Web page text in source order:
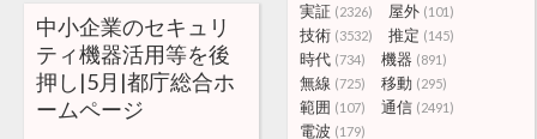
実証 (2326) 屋外 (101)
技術 (3532) 推定 (145)
時代 (734) 機器 (891)
無線 (725) 移動 (295)
範囲 (107) 通信 (2491)
電波 (179)
中小企業のセキュリ
ティ機器活用等を後
押し|5月|都庁総合ホ
ームページ